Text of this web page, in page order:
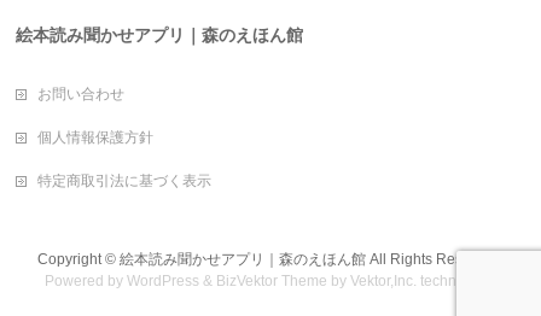
絵本読み聞かせアプリ｜森のえほん館
お問い合わせ
個人情報保護方針
特定商取引法に基づく表示
Copyright © 絵本読み聞かせアプリ｜森のえほん館All Rights Reserved.
Powered byWordPress & BizVektor Theme byVektor,Inc. technology.